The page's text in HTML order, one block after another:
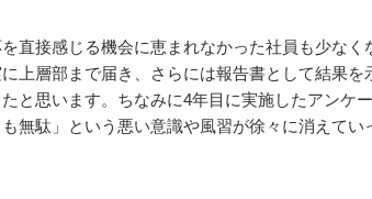
直接感じる機会に恵まれなかった社員も少なく
上層部まで届き、さらには報告書として結果を
と思います。ちなみに4年目に実施したアンケ
無駄」という悪い意識や風習が徐々に消えてい